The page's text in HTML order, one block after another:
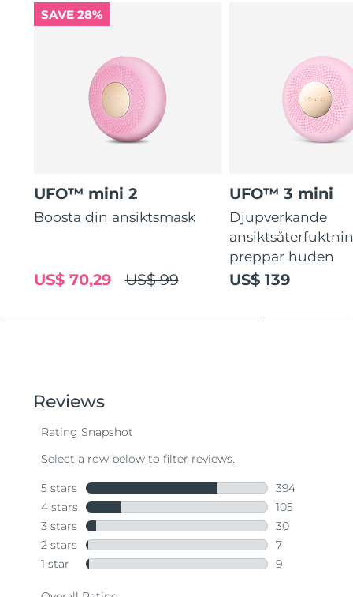
SAVE 28%
UFO™ mini 2
Boosta din ansiktsmask
US$ 99
US$ 70,29
UFO™ 3 mini
Djupverkande
preppar huden
US$ 139